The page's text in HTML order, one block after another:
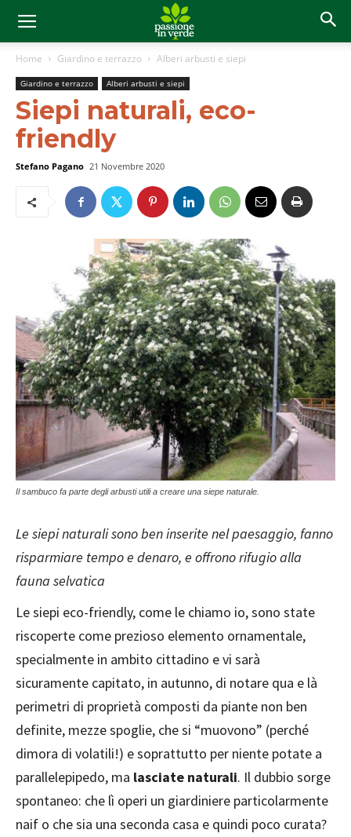
Home Giardino e terrazzo Alberi arbusti e siepi
Giardino e terrazzo Alberi arbusti e siepi
Siepi naturali, eco-
friendly
Stefano Pagano 21 Novembre 2020
Il sambuco fa parte degli arbusti utili a creare una siepe naturale.
Le siepi naturali sono ben inserite nel paesaggio, fanno
risparmiare tempo e denaro, e offrono rifugio alla
fauna selvatica
Le siepi eco-friendly, come le chiamo io, sono state
riscoperte come prezioso elemento ornamentale,
specialmente in ambito cittadino e vi sarà
sicuramente capitato, in autunno, di notare qua e là
perimetri di proprietà composti da piante non ben
definite, mezze spoglie, che si “muovono” (perché
dimora di volatili!) e soprattutto per niente potate a
parallelepipedo, ma lasciate naturali. Il dubbio sorge
spontaneo: che lì operi un giardiniere particolarmente
naif o che sia una seconda casa e quindi poco curata?